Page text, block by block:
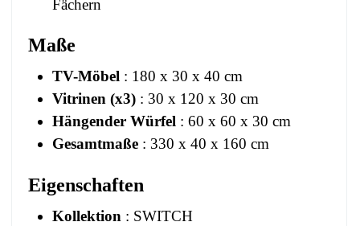
Fächern
Maße
TV-Möbel : 180 x 30 x 40 cm
Vitrinen (x3) : 30 x 120 x 30 cm
Hängender Würfel : 60 x 60 x 30 cm
Gesamtmaße : 330 x 40 x 160 cm
Eigenschaften
Kollektion : SWITCH